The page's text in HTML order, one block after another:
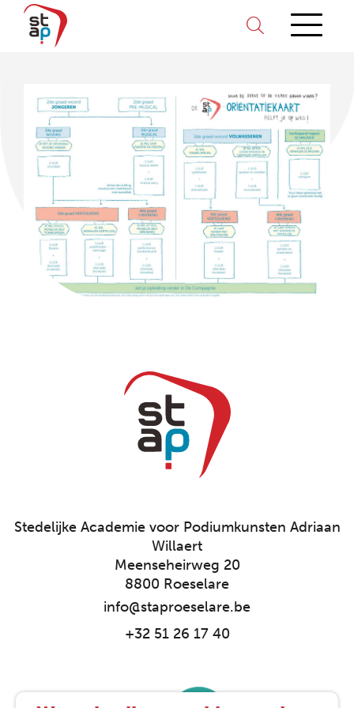
Stedelijke Academie voor Podiumkunsten Adriaan
Willaert
Meenseheirweg 20
8800 Roeselare
info@staproeselare.be
+32 51 26 17 40